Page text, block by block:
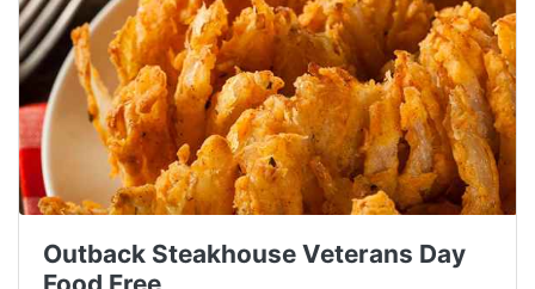
Outback Steakhouse Veterans Day